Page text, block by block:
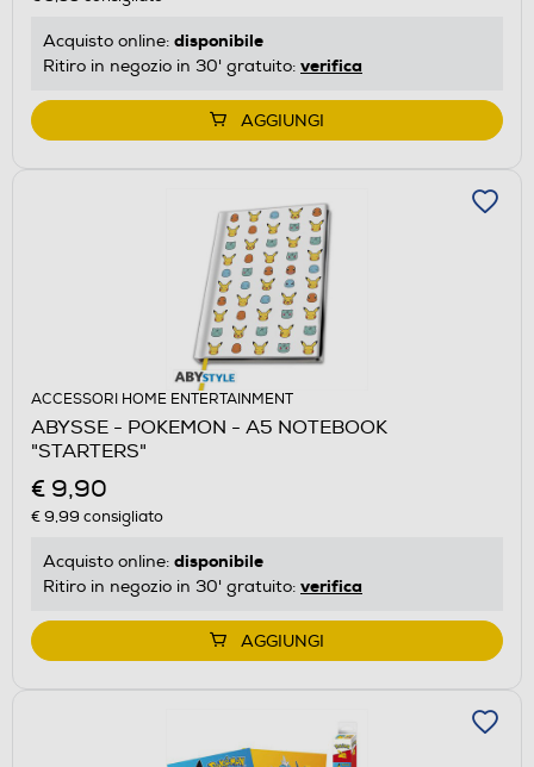
Acquisto online: disponibile
Ritiro in negozio in 30' gratuito: verifica
AGGIUNGI
ACCESSORI HOME ENTERTAINMENT
ABYSSE - POKEMON - A5 NOTEBOOK
"STARTERS"
€ 9,90
€ 9,99 consigliato
Acquisto online: disponibile
Ritiro in negozio in 30' gratuito: verifica
AGGIUNGI